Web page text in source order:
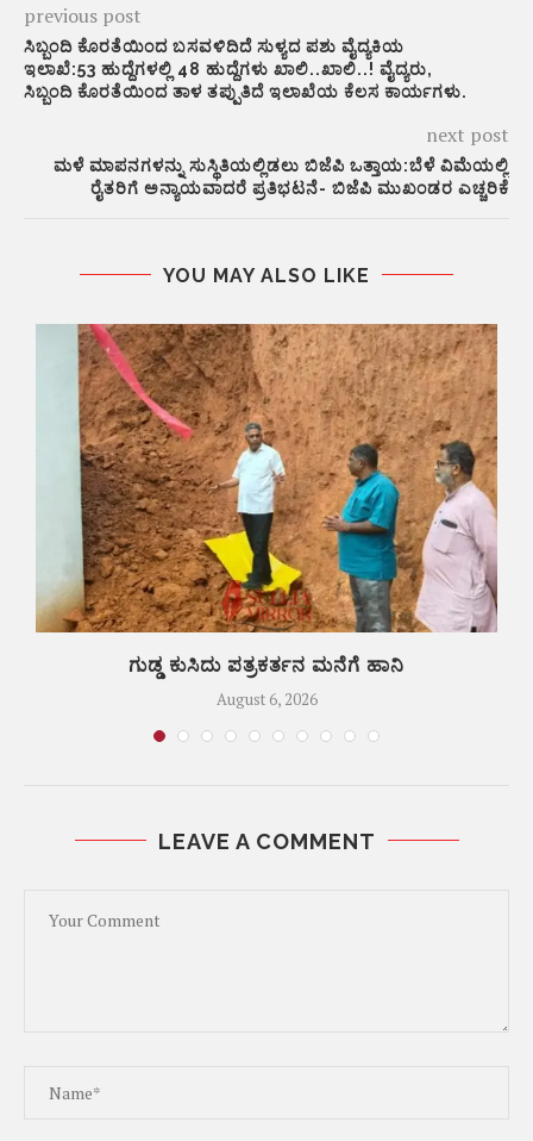
previous post
ಸಿಬ್ಬಂದಿ ಕೊರತೆಯಿಂದ ಬಸವಳಿದಿದೆ ಸುಳ್ಯದ ಪಶು ವೈದ್ಯಕಿಯ
ಇಲಾಖೆ:53 ಹುದ್ದೆಗಳಲ್ಲಿ 48 ಹುದ್ದೆಗಳು ಖಾಲಿ..ಖಾಲಿ..! ವೈದ್ಯರು,
ಸಿಬ್ಬಂದಿ ಕೊರತೆಯಿಂದ ತಾಳ ತಪ್ಪುತಿದೆ ಇಲಾಖೆಯ ಕೆಲಸ ಕಾರ್ಯಗಳು.
next post
ಮಳೆ ಮಾಪನಗಳನ್ನು ಸುಸ್ಥಿತಿಯಲ್ಲಿಡಲು ಬಿಜೆಪಿ ಒತ್ತಾಯ:ಬೆಳೆ ವಿಮೆಯಲ್ಲಿ
ರೈತರಿಗೆ ಅನ್ಯಾಯವಾದರೆ ಪ್ರತಿಭಟನೆ- ಬಿಜೆಪಿ ಮುಖಂಡರ ಎಚ್ಚರಿಕೆ
YOU MAY ALSO LIKE
ಗುಡ್ಡ ಕುಸಿದು ಪತ್ರಕರ್ತನ ಮನೆಗೆ ಹಾನಿ
August 6, 2026
LEAVE A COMMENT